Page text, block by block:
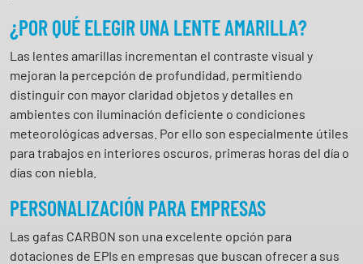
¿POR QUÉ ELEGIR UNA LENTE AMARILLA?
Las lentes amarillas incrementan el contraste visual y
mejoran la percepción de profundidad, permitiendo
distinguir con mayor claridad objetos y detalles en
ambientes con iluminación deficiente o condiciones
meteorológicas adversas. Por ello son especialmente útiles
para trabajos en interiores oscuros, primeras horas del día o
días con niebla.
PERSONALIZACIÓN PARA EMPRESAS
Las gafas CARBON son una excelente opción para
dotaciones de EPIs en empresas que buscan ofrecer a sus